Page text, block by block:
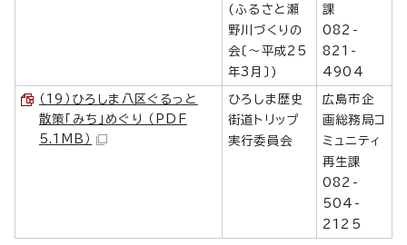
(ふるさと瀬
野川づくりの
会〔～平成25
年3月〕)
課
082-
821-
4904
（19）ひろしま八区ぐるっと
散策「みち」めぐり （PDF
5.1MB）
ひろしま歴史
街道トリップ
実行委員会
広島市企
画総務局コ
ミュニティ
再生課
082-
504-
2125